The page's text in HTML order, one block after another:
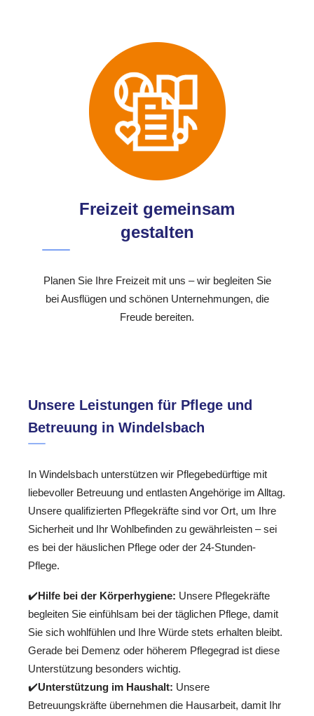
Freizeit gemeinsam
gestalten
Planen Sie Ihre Freizeit mit uns – wir begleiten Sie
bei Ausflügen und schönen Unternehmungen, die
Freude bereiten.
Unsere Leistungen für Pflege und
Betreuung in Windelsbach
In Windelsbach unterstützen wir Pflegebedürftige mit
liebevoller Betreuung und entlasten Angehörige im Alltag.
Unsere qualifizierten Pflegekräfte sind vor Ort, um Ihre
Sicherheit und Ihr Wohlbefinden zu gewährleisten – sei
es bei der häuslichen Pflege oder der 24-Stunden-
Pflege.
✔️Hilfe bei der Körperhygiene: Unsere Pflegekräfte
begleiten Sie einfühlsam bei der täglichen Pflege, damit
Sie sich wohlfühlen und Ihre Würde stets erhalten bleibt.
Gerade bei Demenz oder höherem Pflegegrad ist diese
Unterstützung besonders wichtig.
✔️Unterstützung im Haushalt: Unsere
Betreuungskräfte übernehmen die Hausarbeit, damit Ihr